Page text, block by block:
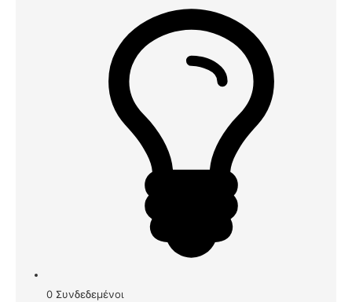
0 Συνδεδεμένοι